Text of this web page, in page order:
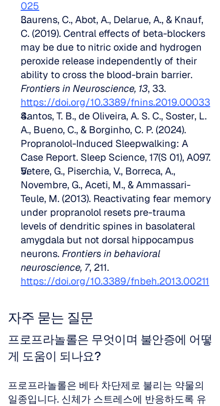
025
Laurens, C., Abot, A., Delarue, A., & Knauf,
C. (2019). Central effects of beta-blockers
may be due to nitric oxide and hydrogen
peroxide release independently of their
Frontiers in Neuroscience, 13
https://doi.org/10.3389/fnins.2019.00033
Santos, T. B., de Oliveira, A. S. C., Soster, L.
A., Bueno, C., & Borginho, C. P. (2024).
Propranolol-Induced Sleepwalking: A
Vetere, G., Piserchia, V., Borreca, A.,
Novembre, G., Aceti, M., & Ammassari-
Teule, M. (2013). Reactivating fear memory
under propranolol resets pre-trauma
levels of dendritic spines in basolateral
amygdala but not dorsal hippocampus
neurons. Frontiers in behavioral
neuroscience, 7
https://doi.org/10.3389/fnbeh.2013.00211
자주 묻는 질문
프로프라놀롤은 무엇이며 불안증에 어떻
게 도움이 되나요?
프로프라놀롤은 베타 차단제로 불리는 약물의
일종입니다. 신체가 스트레스에 반응하도록 유